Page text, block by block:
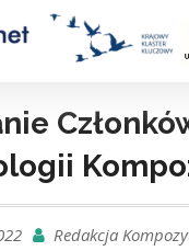
Redakcja